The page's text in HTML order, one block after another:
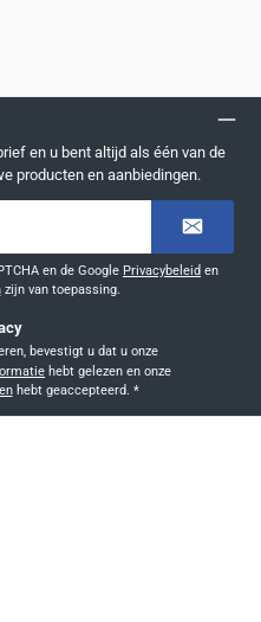
en u bent altijd als één van de
producten en aanbiedingen.
en de Google Privacybeleid en
zijn van toepassing.
Door doorgaan te selecteren, bevestigt u dat u onze
hebt geaccepteerd. *